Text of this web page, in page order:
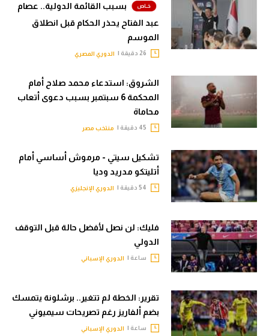
بسبب القائمة الدولية.. عصام
عبد الفتاح يحذر الحكام قبل انطلاق
الموسم
الدوري المصري
الشروق: استدعاء محمد صلاح أمام
المحكمة 6 سبتمبر بسبب دعوى أتعاب
محاماة
منتخب مصر
تشكيل سيتي - مرموش أساسي أمام
أتليتكو مدريد وديا
الدوري الإنجليزي
فليك: لن نصل لأفضل حالة قبل التوقف
الدولي
ساعة | الدوري الإسباني
تقرير: الخطة لم تتغير.. برشلونة يتمسك
بضم ألفاريز رغم تصريحات سيميوني
ساعة | الدوري الإسباني